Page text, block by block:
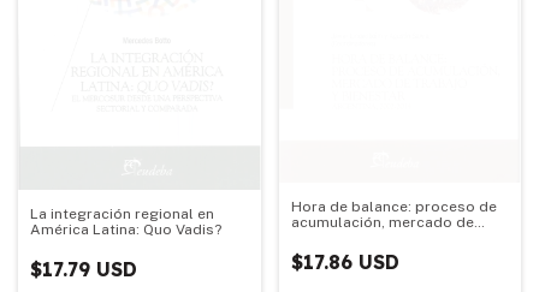
La integración regional en
América Latina: Quo Vadis?
$17.79 USD
Hora de balance: proceso de
acumulación, mercado de
$17.86 USD